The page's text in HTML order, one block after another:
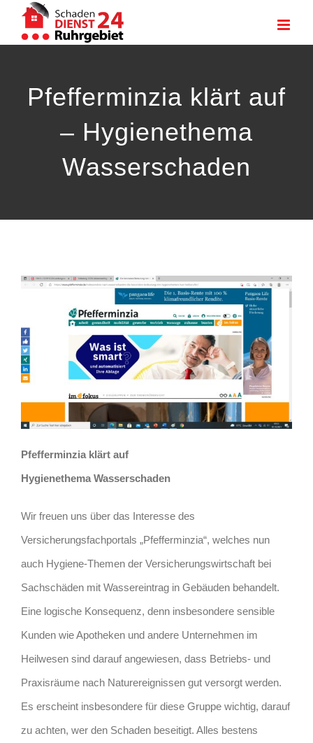
Inhalt
Pfefferminzia klärt auf
– Hygienethema
Wasserschaden
Pfefferminzia klärt auf
Hygienethema Wasserschaden
Wir freuen uns über das Interesse des
Versicherungsfachportals „Pfefferminzia“, welches nun
auch Hygiene-Themen der Versicherungswirtschaft bei
Sachschäden mit Wassereintrag in Gebäuden behandelt.
Eine logische Konsequenz, denn insbesondere sensible
Kunden wie Apotheken und andere Unternehmen im
Heilwesen sind darauf angewiesen, dass Betriebs- und
Praxisräume nach Naturereignissen gut versorgt werden.
Es erscheint insbesondere für diese Gruppe wichtig, darauf
zu achten, wer den Schaden beseitigt. Alles bestens